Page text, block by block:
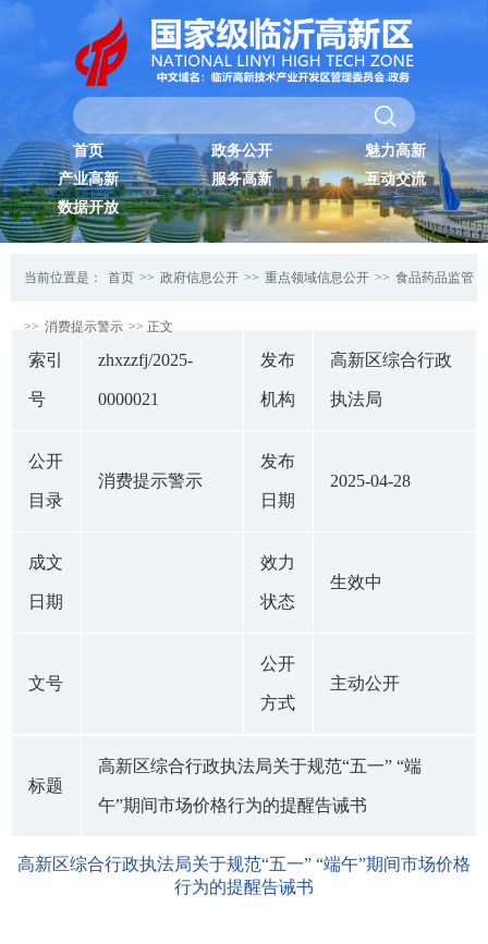
首页 政务公开
魅力高新
产业高新
服务高新
互动交流
数据开放
当前位置是： 首页 >> 政府信息公开 >> 重点领域信息公开 >> 食品药品监管
>> 消费提示警示 >> 正文
索引
号
zhxzzfj/2025-
0000021
发布
机构
高新区综合行政
执法局
公开
目录
消费提示警示
发布
日期
2025-04-28
成文
日期
效力
状态
生效中
文号
公开
方式
主动公开
标题
高新区综合行政执法局关于规范“五一” “端
午”期间市场价格行为的提醒告诫书
高新区综合行政执法局关于规范“五一” “端午”期间市场价格
行为的提醒告诫书